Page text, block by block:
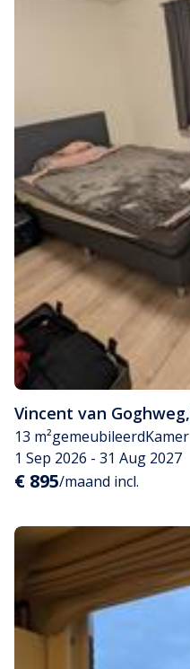
Vincent van Goghweg,
13 m²gemeubileerdKamer
1 Sep 2026 - 31 Aug 2027
€ 895/maand incl.